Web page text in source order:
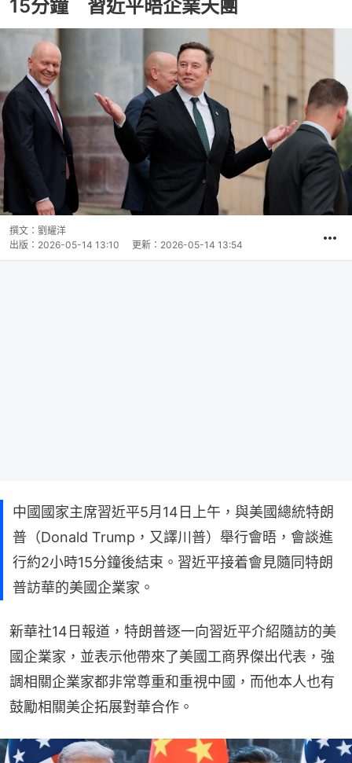
15分鐘 習近平晤企業天團
撰文： 劉耀洋
出版： 2026-05-14 13:10 更新： 2026-05-14 13:54
中國國家主席習近平5月14日上午，與美國總統特朗
普（Donald Trump，又譯川普）舉行會晤，會談進
行約2小時15分鐘後結束。習近平接着會見隨同特朗
普訪華的美國企業家。
新華社14日報道，特朗普逐一向習近平介紹隨訪的美
國企業家，並表示他帶來了美國工商界傑出代表，強
調相關企業家都非常尊重和重視中國，而他本人也有
鼓勵相關美企拓展對華合作。